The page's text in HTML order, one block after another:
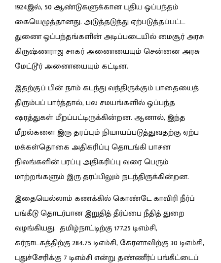
1924இல், 50 ஆண்டுகளுக்கான புதிய ஒப்பந்தம்
கையெழுத்தானது.அடுத்தடுத்து ஏற்படுத்தப்பட்ட
துணை ஒப்பந்தங்களின் அடிப்படையில் மைசூர் அரசு
கிருஷ்ணராஜ சாகர் அணையையும் சென்னை அரசு
மேட்டூர் அணையையும் கட்டின.
இதற்குப் பின் நாம் கடந்து வந்திருக்கும் பாதையைத்
திரும்பப் பார்த்தால், பல சமயங்களில் ஒப்பந்த
ஷரத்துகள் மீறப்பட்டிருக்கின்றன. ஆனால், இந்த
மீறல்களை இரு தரப்பும் நியாயப்படுத்துவதற்கு ஏற்ப
மக்கள்தொகை அதிகரிப்பு தொடங்கி பாசன
நிலங்களின் பரப்பு அதிகரிப்பு வரை பெரும்
மாற்றங்களும் இரு தரப்பிலும் நடந்திருக்கின்றன.
இதையெல்லாம் கணக்கில் கொண்டே காவிரி நீர்ப்
பங்கீடு தொடர்பான இறுதித் தீர்ப்பை நீதித் துறை
வழங்கியது. தமிழ்நாட்டிற்கு 177.25 டிஎம்சி,
கர்நாடகத்திற்கு 284.75 டிஎம்சி, கேரளாவிற்கு 30 டிஎம்சி,
புதுச்சேரிக்கு 7 டிஎம்சி என்று தண்ணீர்ப் பங்கீட்டைப்